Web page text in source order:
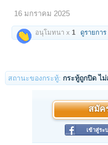
16 มกราคม 2025
อนุโมทนา x1 ดูรายการ
สถานะของกระทู้: กระทู้ถูกปิด ไ
สมัค
เข้าสู่ระ